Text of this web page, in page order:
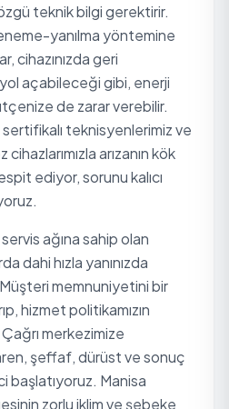
teknik bilgi gerektirir.
yanılma yöntemine
cihazınızda geri
açabileceği gibi, enerji
de zarar verebilir.
teknisyenlerimiz ve
arızanın kök
ediyor, sorunu kalıcı
ağına sahip olan
dahi hızla yanınızda
memnuniyetini bir
hizmet politikamızın
merkezimize
şeffaf, dürüst ve sonuç
başlatıyoruz. Manisa
zorlu iklim ve şebeke